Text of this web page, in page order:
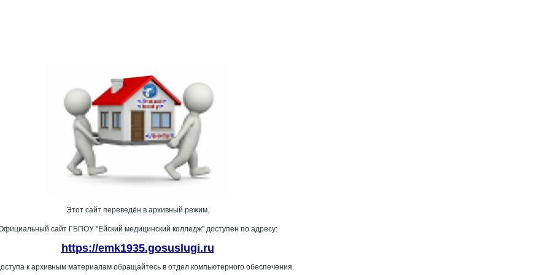
Этот сайт переведён в архивный режим.
сайт ГБПОУ "Ейский медицинский колледж" доступен по адресу:
https://emk1935.gosuslugi.ru
к архивным материалам обращайтесь в отдел компьютерного обеспечения.